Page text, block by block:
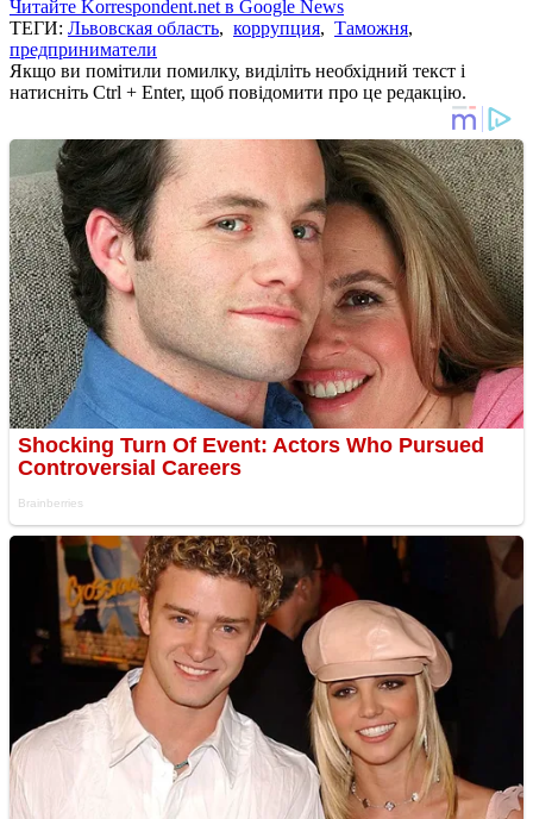
Читайте Korrespondent.net в Google News
ТЕГИ: Львовская область, коррупция, Таможня,
предприниматели
Якщо ви помітили помилку, виділіть необхідний текст і
натисніть Ctrl + Enter, щоб повідомити про це редакцію.